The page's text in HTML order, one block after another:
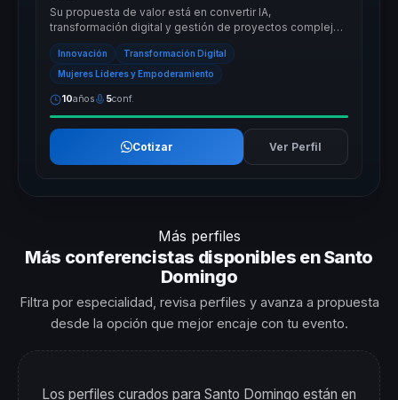
Su propuesta de valor está en convertir IA,
transformación digital y gestión de proyectos complejos
en decisiones aplicables para empresa...
Innovación Transformación Digital
Mujeres Líderes y Empoderamiento
10años 5conf.
Cotizar Ver Perfil
Más perfiles
Más conferencistas disponibles en Santo
Domingo
Filtra por especialidad, revisa perfiles y avanza a propuesta
desde la opción que mejor encaje con tu evento.
Los perfiles curados para Santo Domingo están en